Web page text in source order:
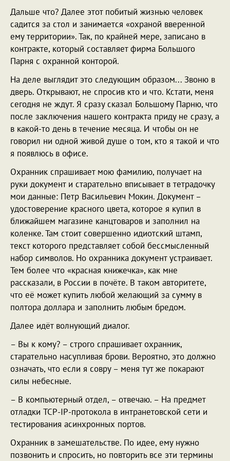
Дальше что? Далее этот побитый жизнью человек
садится за стол и занимается «охраной вверенной
ему территории». Так, по крайней мере, записано в
контракте, который составляет фирма Большого
Парня с охранной конторой.
На деле выглядит это следующим образом... Звоню в
дверь. Открывают, не спросив кто и что. Кстати, меня
сегодня не ждут. Я сразу сказал Большому Парню, что
после заключения нашего контракта приду не сразу, а
в какой-то день в течение месяца. И чтобы он не
говорил ни одной живой душе о том, кто я такой и что
я появлюсь в офисе.
Охранник спрашивает мою фамилию, получает на
руки документ и старательно вписывает в тетрадочку
мои данные: Петр Васильевич Мокин. Документ –
удостоверение красного цвета, которое я купил в
ближайшем магазине канцтоваров и заполнил на
коленке. Там стоит совершенно идиотский штамп,
текст которого представляет собой бессмысленный
набор символов. Но охранника документ устраивает.
Тем более что «красная книжечка», как мне
рассказали, в России в почёте. В таком авторитете,
что её может купить любой желающий за сумму в
полтора доллара и заполнить любым бредом.
Далее идёт волнующий диалог.
– Вы к кому? – строго спрашивает охранник,
старательно насупливая брови. Вероятно, это должно
означать, что если я совру – меня тут же покарают
силы небесные.
– В компьютерный отдел, – отвечаю. – На предмет
отладки TCP-IP-протокола в интранетовской сети и
тестирования асинхронных портов.
Охранник в замешательстве. По идее, ему нужно
позвонить и спросить, но повторить все эти термины